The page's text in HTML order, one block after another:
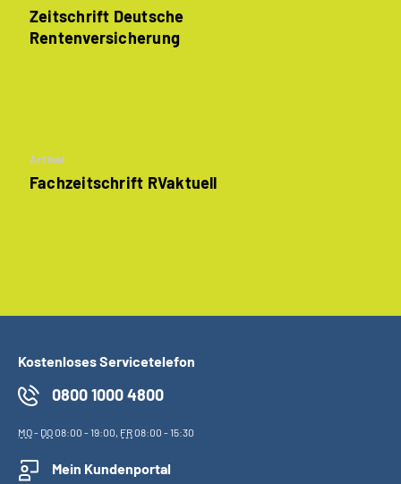
Zeitschrift Deutsche
Rentenversicherung
Artikel
Fachzeitschrift RVaktuell
Kostenloses Servicetelefon
0800 1000 4800
MO- DO08:00 - 19:00, FR08:00 - 15:30
Mein Kundenportal